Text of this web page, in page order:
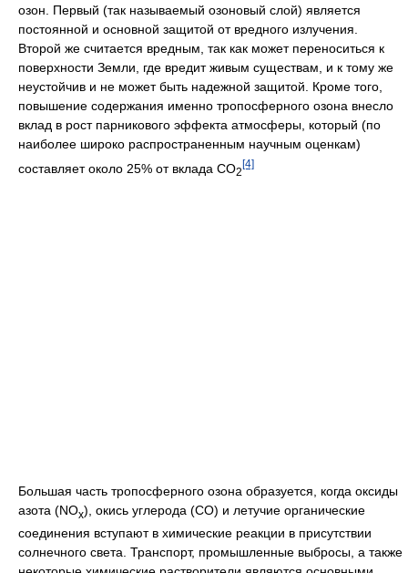
озон. Первый (так называемый озоновый слой) является
постоянной и основной защитой от вредного излучения.
Второй же считается вредным, так как может переноситься к
поверхности Земли, где вредит живым существам, и к тому же
неустойчив и не может быть надежной защитой. Кроме того,
повышение содержания именно тропосферного озона внесло
вклад в рост парникового эффекта атмосферы, который (по
наиболее широко распространенным научным оценкам)
составляет около 25% от вклада СО2
[4]
Большая часть тропосферного озона образуется, когда оксиды
азота (NOx), окись углерода (СО) и летучие органические
соединения вступают в химические реакции в присутствии
солнечного света. Транспорт, промышленные выбросы, а также